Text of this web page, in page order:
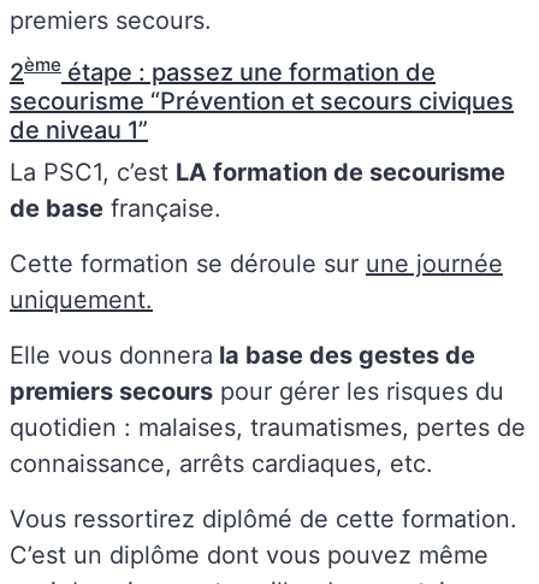
premiers secours.
2ème étape : passez une formation de
secourisme “Prévention et secours civiques
de niveau 1”
La PSC1, c’est LA formation de secourisme
de base française.
Cette formation se déroule sur une journée
uniquement.
Elle vous donnera la base des gestes de
premiers secours pour gérer les risques du
quotidien : malaises, traumatismes, pertes de
connaissance, arrêts cardiaques, etc.
Vous ressortirez diplômé de cette formation.
C’est un diplôme dont vous pouvez même